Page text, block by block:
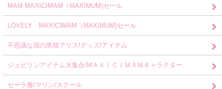
MAM MAXICIMAM（MAXIMUM)セール
LOVELY MAXICIMAM（MAXIMUM)セール
不思議な国の黒猫アリス/グッズ/アイテム
ジュピリンアイテム大集合/MＡＸＩＣＩＭＡＭキャラクター
セーラ服/マリン/スクール